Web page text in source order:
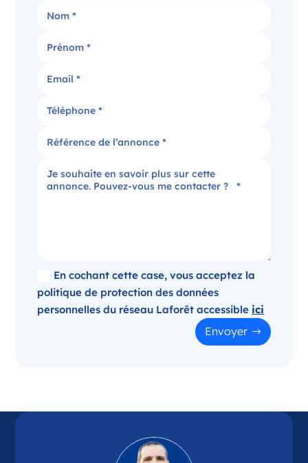
Référence
Plus d'infos
Candidater
Agence immobilière dans le Puy-de-Dôme
France
Opportunité d’ouverture à Panazol
En cochant cette case, vous acceptez la
politique de protection des données
personnelles du réseau Laforêt accessible ici
Envoyer